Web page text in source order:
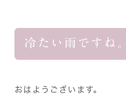
冷たい雨ですね。
おはようございます。